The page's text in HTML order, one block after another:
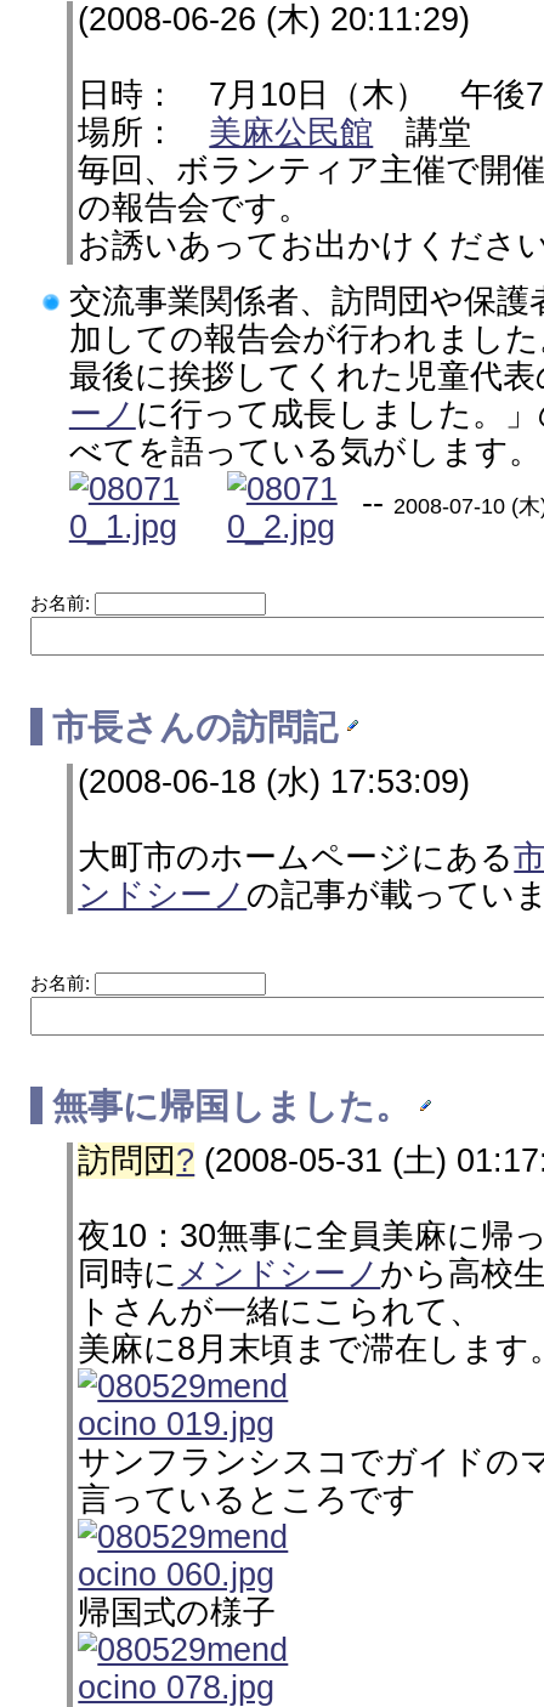
(2008-06-26 (木) 20:11:29)
日時： 7月10日（木） 午後
場所： 美麻公民館 講堂
毎回、ボランティア主催で開
の報告会です。
お誘いあってお出かけくださ
交流事業関係者、訪問団や保
加しての報告会が行われまし
最後に挨拶してくれた児童代
ーノ に行って成長しました。
べてを語っている気がします。
-- 2008-07-10 (
お名前:
市長さんの訪問記
(2008-06-18 (水) 17:53:09)
大町市のホームページにある
ンドシーノ の記事が載ってい
お名前:
無事に帰国しました。
訪問団 ? (2008-05-31 (土)
夜10：30無事に全員美麻に帰
同時に メンドシーノ から高校
トさんが一緒にこられて、
美麻に8月末頃まで滞在します
サンフランシスコでガイドの
言っているところです
帰国式の様子